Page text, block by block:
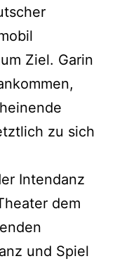
Ziel. Garin
zu sich
Intendanz
dem
und Spiel